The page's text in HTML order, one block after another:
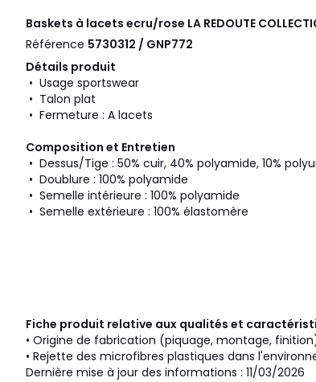
Baskets à lacets ecru/rose LA REDOUTE
Référence 5730312 / GNP772
Détails produit
• Usage sportswear
• Talon plat
• Fermeture : A lacets
Composition et Entretien
• Dessus/Tige : 50% cuir, 40% polyamide, 10%
• Doublure : 100% polyamide
• Semelle intérieure : 100% polyamide
• Semelle extérieure : 100% élastomère
Fiche produit relative aux qualités et
• Origine de fabrication (piquage, montage,
• Rejette des microfibres plastiques dans
Dernière mise à jour des informations : 11/03/2026